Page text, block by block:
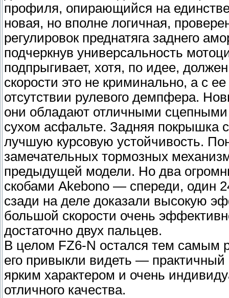
профиля, опирающийся на
новая, но вполне логичная,
регулировок преднатяга заднего
подчеркнув универсальность
подпрыгивает, хотя, по идее,
скорости это не криминально, а с
отсутствии рулевого демпфера.
они обладают отличными
сухом асфальте. Задняя покрышка
лучшую курсовую устойчивость.
замечательных тормозных
предыдущей модели. Но два
скобами Akebono — спереди, один
сзади на деле доказали высокую
большой скорости очень
достаточно двух пальцев.
В целом FZ6-N остался тем
его привыкли видеть —
ярким характером и очень
отличного качества.